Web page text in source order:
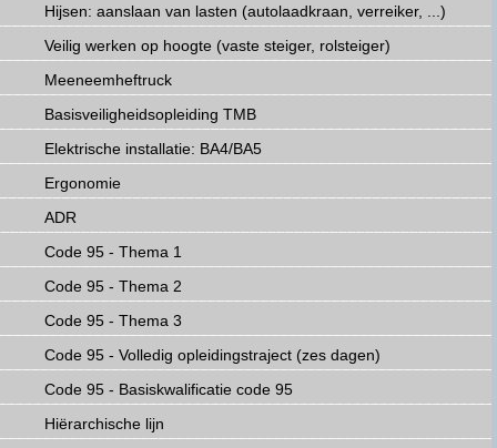
Hijsen: aanslaan van lasten (autolaadkraan, verreiker, ...)
Veilig werken op hoogte (vaste steiger, rolsteiger)
Meeneemheftruck
Basisveiligheidsopleiding TMB
Elektrische installatie: BA4/BA5
Ergonomie
ADR
Code 95 - Thema 1
Code 95 - Thema 2
Code 95 - Thema 3
Code 95 - Volledig opleidingstraject (zes dagen)
Code 95 - Basiskwalificatie code 95
Hiërarchische lijn